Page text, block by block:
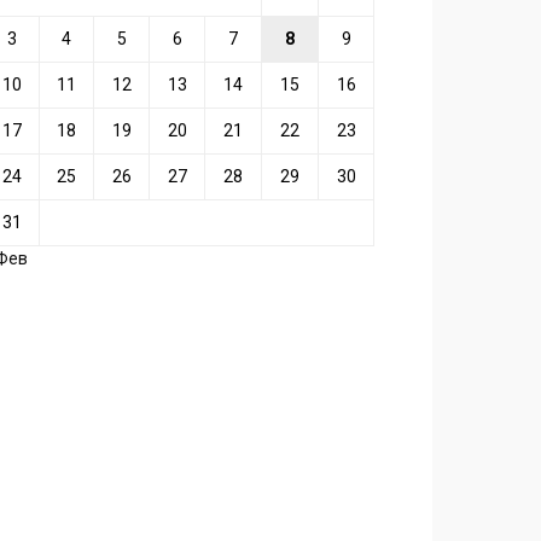
3 4 5 6 7 8 9
10 11 12 13 14 15 16
17 18 19 20 21 22 23
24 25 26 27 28 29 30
31